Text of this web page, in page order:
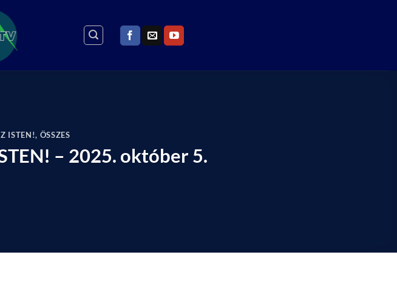
ISTEN!, ÖSSZES
– 2025. október 5.